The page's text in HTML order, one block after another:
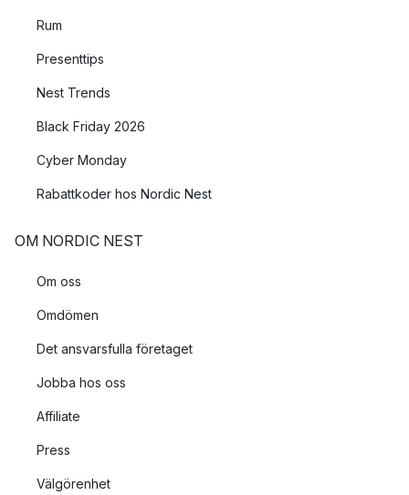
Rum
Presenttips
Nest Trends
Black Friday 2026
Cyber Monday
Rabattkoder hos Nordic Nest
OM NORDIC NEST
Om oss
Omdömen
Det ansvarsfulla företaget
Jobba hos oss
Affiliate
Press
Välgörenhet